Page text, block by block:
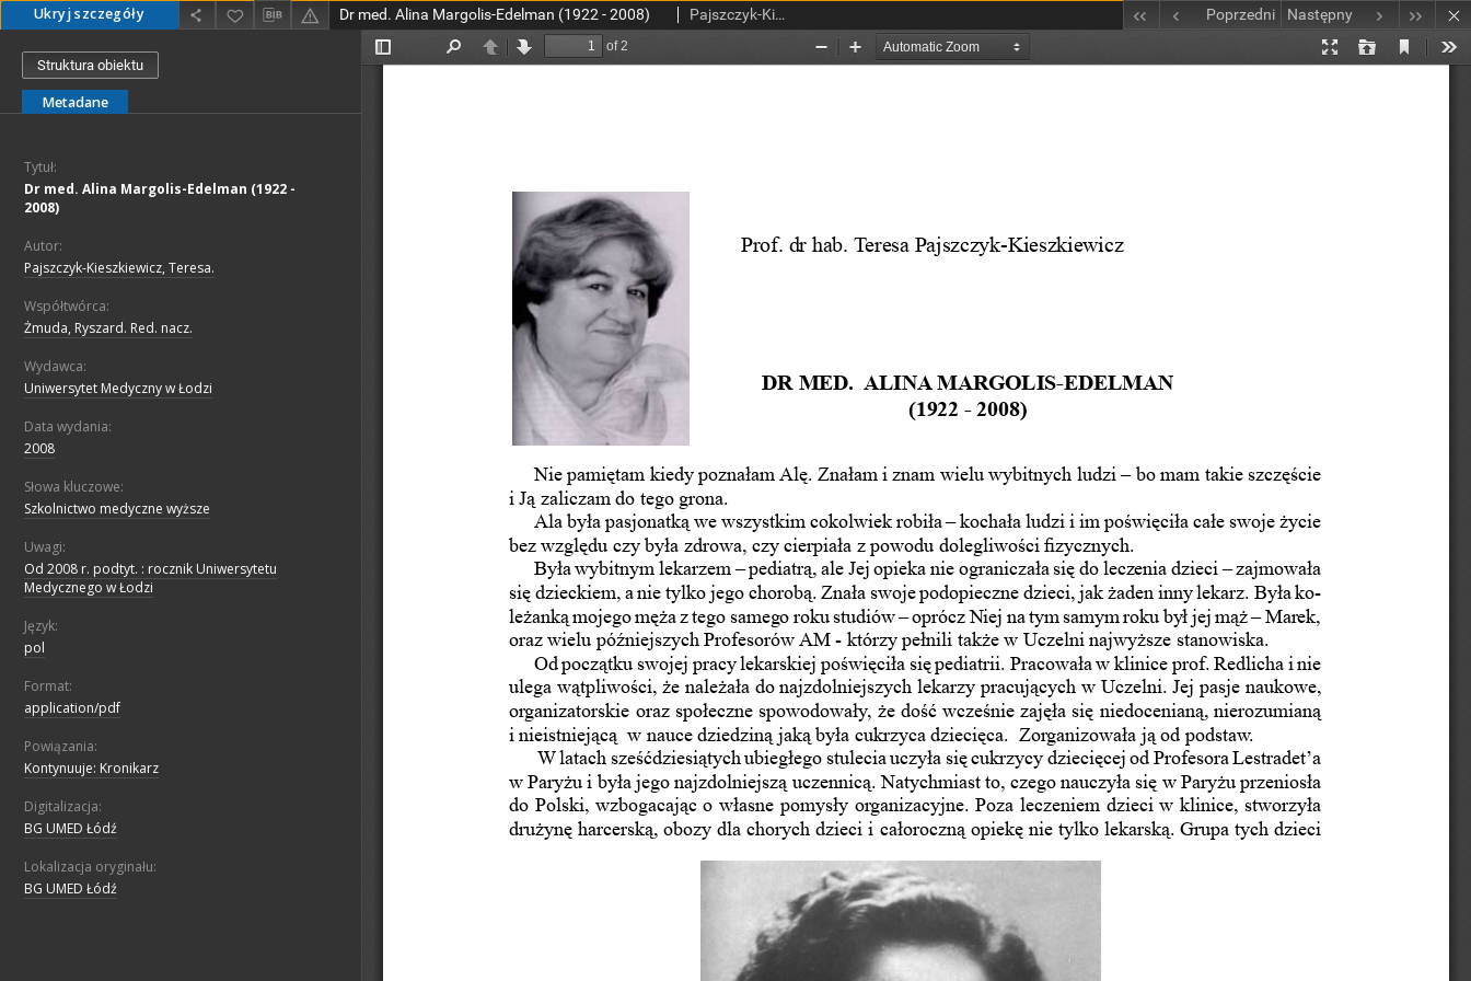
Ukryj szczegóły Dr med. Alina Margolis-Edelman (1922 - 2008) Pajszczyk-Kieszkiewicz, Teresa. Poprzedni Następny
Struktura obiektu
Metadane
Tytuł:
Dr med. Alina Margolis-Edelman (1922 -
2008)
Autor:
Pajszczyk-Kieszkiewicz, Teresa.
Współtwórca:
Żmuda, Ryszard. Red. nacz.
Wydawca:
Uniwersytet Medyczny w Łodzi
Data wydania:
2008
Słowa kluczowe:
Szkolnictwo medyczne wyższe
Uwagi:
Od 2008 r. podtyt. : rocznik Uniwersytetu
Medycznego w Łodzi
Język:
pol
Format:
application/pdf
Powiązania:
Kontynuuje: Kronikarz
Digitalizacja:
BG UMED Łódź
Lokalizacja oryginału:
BG UMED Łódź